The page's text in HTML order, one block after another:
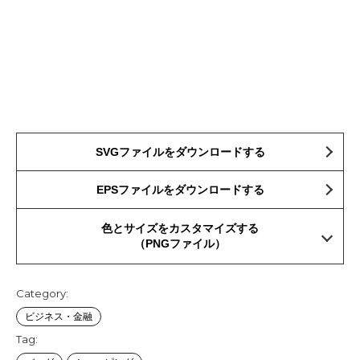
SVGファイルをダウンロードする
EPSファイルをダウンロードする
色とサイズをカスタマイズする
（PNGファイル）
Category:
ビジネス・金融
Tag: